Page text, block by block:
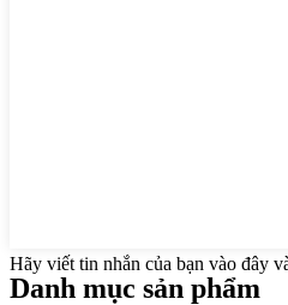
Hãy viết tin nhắn của bạn vào đây
Danh mục sản phẩm